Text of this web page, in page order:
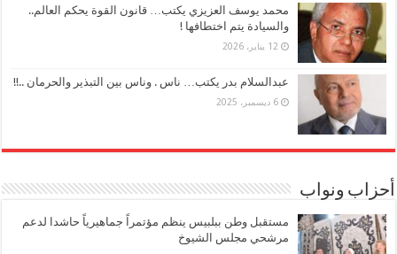
محمد يوسف العزيزي يكتب… قانون القوة يحكم العالم..
والسيادة يتم اختطافها !
12 يناير، 2026
عبدالسلام بدر يكتب… ناس . وناس بين التبذير والحرمان ..!!
6 ديسمبر، 2025
أحزاب ونواب
مستقبل وطن ببلبيس ينظم مؤتمراً جماهيرياً حاشدا لدعم
مرشحي مجلس الشيوخ